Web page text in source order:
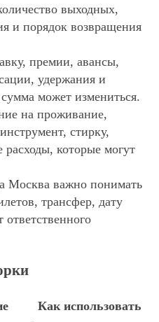
выходных,
и порядок возвращения
премии, авансы,
удержания и
может измениться.
на проживание,
стирку,
которые могут
Москва важно понимать
трансфер, дату
ответственного
Как использовать